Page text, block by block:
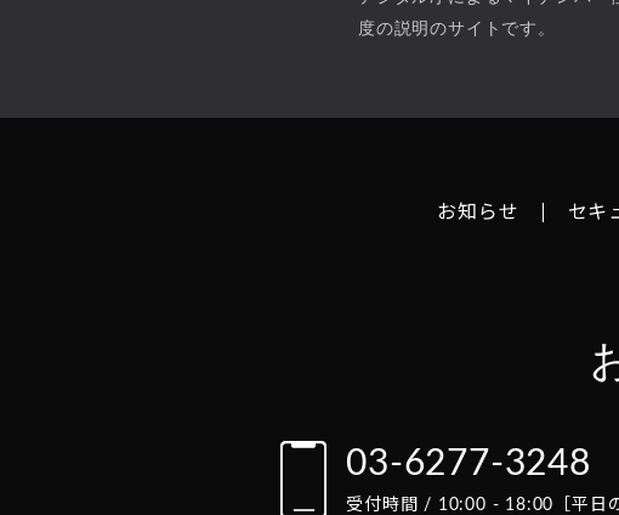
度の説明のサイトです。
お知らせ セキ
03-6277-3248
受付時間 / 10:00 - 18:00［平日